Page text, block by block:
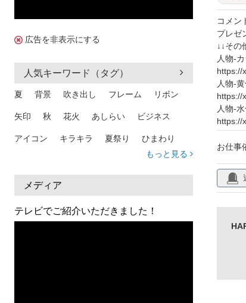
広告を非表示にする
人気キーワード（タグ）
夏 背景 吹き出し フレーム リボン
矢印 秋 花火 あしらい ビジネス
アイコン キラキラ 夏祭り ひまわり
熱中症
人物 暑中見舞い
日本地図 海
もっと見る
メディア
テレビでご紹介いただきました！
案内
キャリ
使い方
インフ
サービ
デザイ
スタイ
コメ
プレゼ
↓↓その
人物-
https://
人物-
https://
人物-
https://
お仕事